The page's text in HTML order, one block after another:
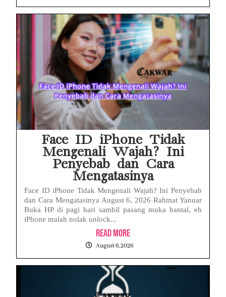
Face ID iPhone Tidak
Mengenali Wajah? Ini
Penyebab dan Cara
Mengatasinya
Face ID iPhone Tidak Mengenali Wajah? Ini Penyebab
dan Cara Mengatasinya August 6, 2026 Rahmat Yanuar
Buka HP di pagi hari sambil pasang muka bantal, eh
iPhone malah nolak unlock...
Read More
August 6, 2026